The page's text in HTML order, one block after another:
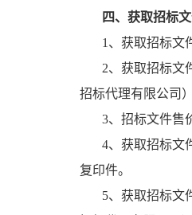
四、获取招标
1、 获取招标文
2、 获取招标文
招标代理有限公司）
3、 招标文件售
4、 获取招标文
复印件。
5、 获取招标文